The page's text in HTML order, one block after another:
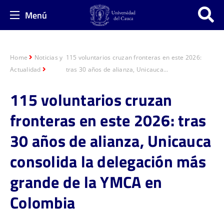
Menú
Home
Noticias y
Actualidad
115 voluntarios cruzan fronteras en este 2026:
tras 30 años de alianza, Unicauca...
115 voluntarios cruzan
fronteras en este 2026: tras
30 años de alianza, Unicauca
consolida la delegación más
grande de la YMCA en
Colombia